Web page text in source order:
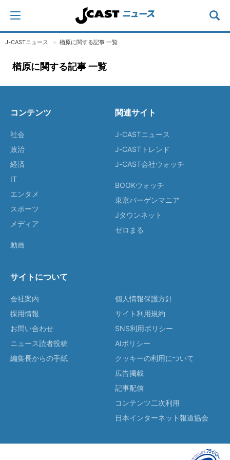
J-CASTニュース 楢原に関する記事 一覧
楢原に関する記事 一覧
コンテンツ
社会
政治
経済
IT
エンタメ
スポーツ
メディア
動画
関連サイト
J-CASTニュース
J-CASTトレンド
J-CAST会社ウォッチ
BOOKウォッチ
東京バーゲンマニア
Jタウンネット
ゼロまる
サイトについて
会社案内
採用情報
お問い合わせ
ニュース読者投稿
編集長からの手紙
個人情報保護方針
サイト利用規約
SNS利用ポリシー
AIポリシー
クッキーの利用について
広告掲載
記事配信
コンテンツ二次利用
日本インターネット報道協会